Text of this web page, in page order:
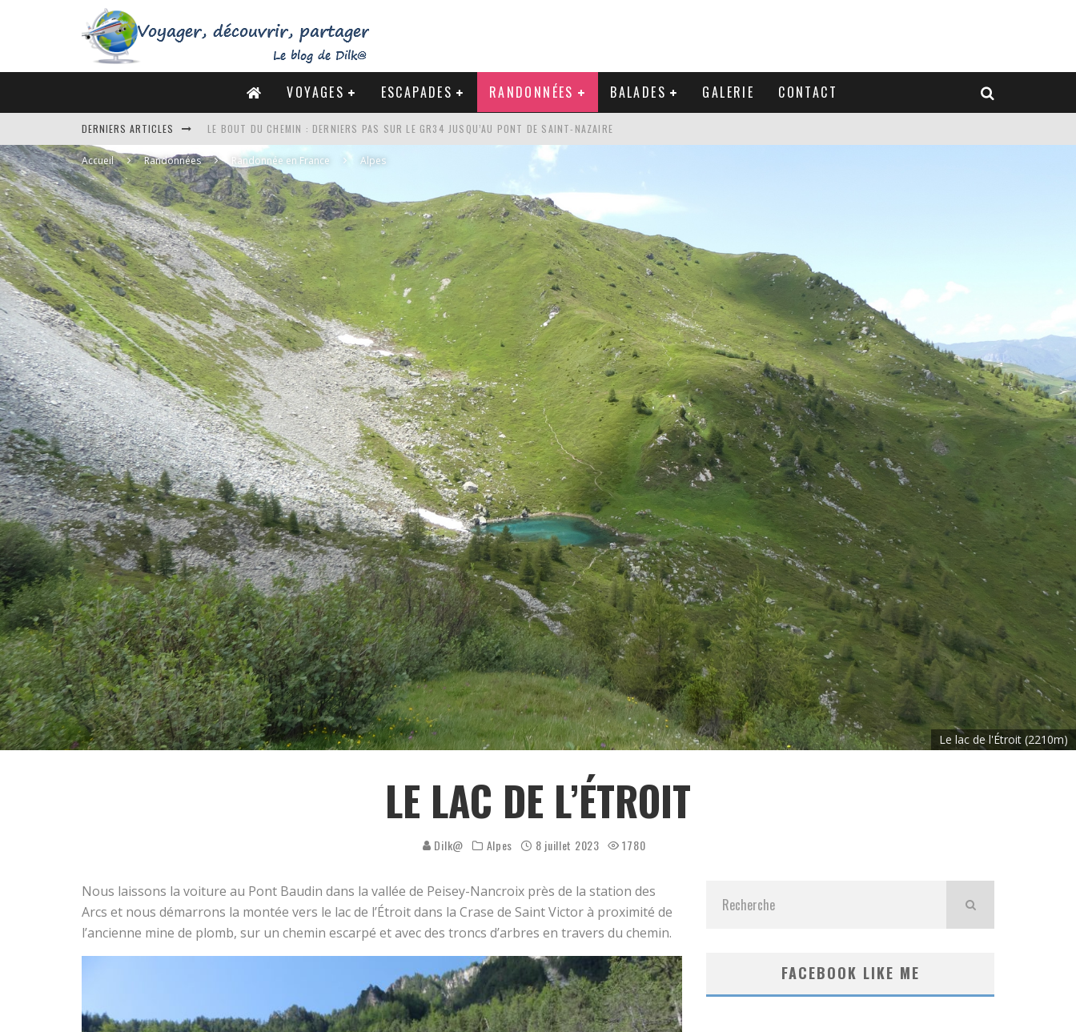
VOYAGES ESCAPADES RANDONNÉES BALADES GALERIE CONTACT
DERNIERS ARTICLES
DE LA CÔTE SAUVAGE À LA BAIE DE LA BAULE
DES MARAIS SALANTS DE GUÉRANDE À LA CÔTE SAUVAGE DU CROISIC
DU MONT SAINT-MICHEL À SAINT-NAZAIRE : PAS À PAS VERS MES RACINES
Accueil Randonnées Randonnée en France Alpes
Le lac de l'Étroit (2210m)
LE LAC DE L’ÉTROIT
Dilk@ Alpes 8 juillet 2023 1780
Nous laissons la voiture au Pont Baudin dans la vallée de Peisey-Nancroix près de la station des
Arcs et nous démarrons la montée vers le lac de l’Étroit dans la Crase de Saint Victor à proximité de
l’ancienne mine de plomb, sur un chemin escarpé et avec des troncs d’arbres en travers du chemin.
FACEBOOK LIKE ME